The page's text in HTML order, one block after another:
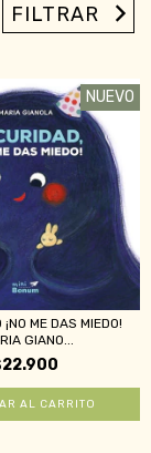
FILTRAR
NUEVO
ME DAS MIEDO!
GIANO...